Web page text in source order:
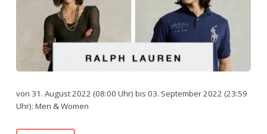
von 31. August 2022 (08:00 Uhr) bis 03. September 2022 (23:59
Uhr): Men & Women